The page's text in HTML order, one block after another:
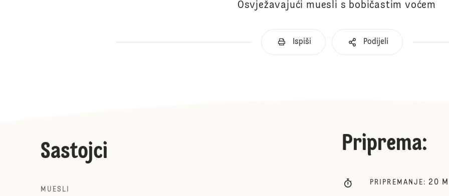
Osvježavajući muesli s bobičastim voćem
Ispiši Podijeli
Sastojci
MUESLI
Priprema:
PRIPREMANJE : 20